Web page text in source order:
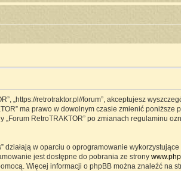
„https://retrotraktor.pl//forum”, akceptujesz
ma prawo w dowolnym czasie zmienić poniższe
RetroTRAKTOR” po zmianach regulaminu
działają w oparciu o oprogramowanie
jest dostępne do pobrania ze strony
Więcej informacji o phpBB można znaleźć na